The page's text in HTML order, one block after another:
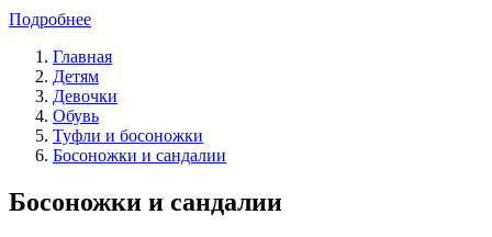
Подробнее
Главная
Детям
Девочки
Обувь
Туфли и босоножки
Босоножки и сандалии
Босоножки и сандалии